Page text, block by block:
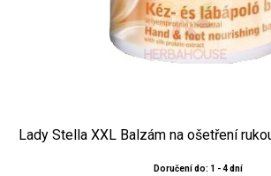
Lady Stella XXL Balzám na ošetření
Doručení do: 1 - 4 dní